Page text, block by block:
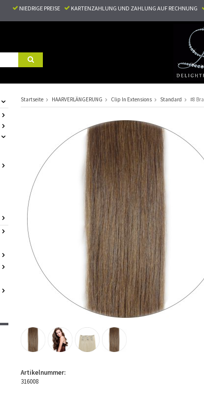
NIEDRIGE PREISE KARTENZAHLUNG UND ZAHLUNG AUF RECHNUNG
Startseite HAARVERLÄNGERUNG Clip In Extensions Standard #8
Artikelnummer:
316008